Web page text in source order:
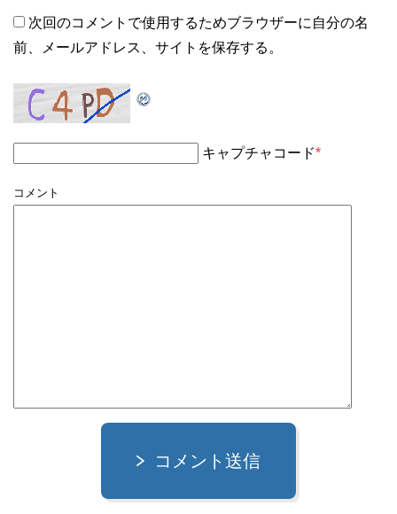
次回のコメントで使用するためブラウザーに自分の名
前、メールアドレス、サイトを保存する。
キャプチャコード*
コメント
コメント送信